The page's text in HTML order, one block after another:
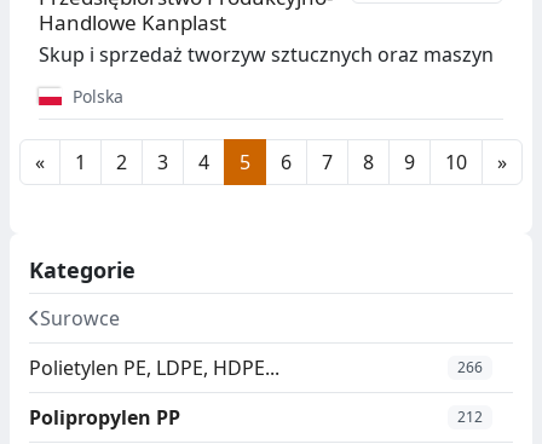
Handlowe Kanplast
Skup i sprzedaż tworzyw sztucznych oraz maszyn
Polska
« 1 2 3 4 5 6 7 8 9 10 »
Kategorie
Surowce
Polietylen PE, LDPE, HDPE...
266
Polipropylen PP 212